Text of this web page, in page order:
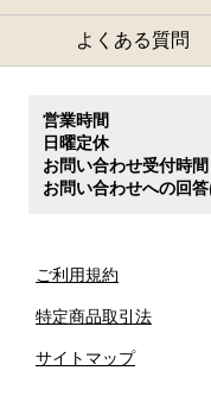
よくある質問
営業時間
日曜定休
お問い合わせ受付時
お問い合わせへの回
ご利用規約
特定商品取引法
サイトマップ